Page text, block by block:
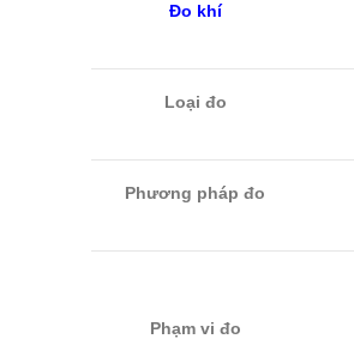
Đo khí
Loại đo
Phương pháp đo
Phạm vi đo